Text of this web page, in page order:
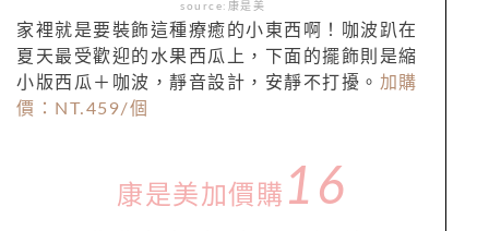
source:康是美
家裡就是要裝飾這種療癒的小東西啊！咖波趴在
夏天最受歡迎的水果西瓜上，下面的擺飾則是縮
小版西瓜＋咖波，靜音設計，安靜不打擾。 加購
價：NT.459/個
康是美加價購 16